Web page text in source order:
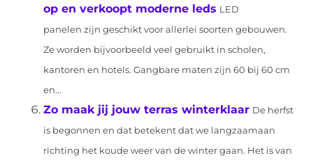
op en verkoopt moderne leds LED
panelen zijn geschikt voor allerlei soorten gebouwen.
Ze worden bijvoorbeeld veel gebruikt in scholen,
kantoren en hotels. Gangbare maten zijn 60 bij 60 cm
en...
Zo maak jij jouw terras winterklaar De herfst
is begonnen en dat betekent dat we langzaamaan
richting het koude weer van de winter gaan. Het is van